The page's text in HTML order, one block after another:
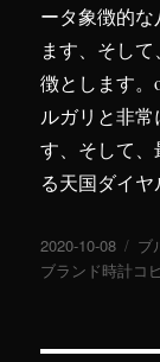
ータ象徴的
ます、そし
徴とします。
ルガリと非
す、そして
る天国ダイヤ
投
稿
2020-10-08
カ
テ
ー
ブ
ブランド時計コ